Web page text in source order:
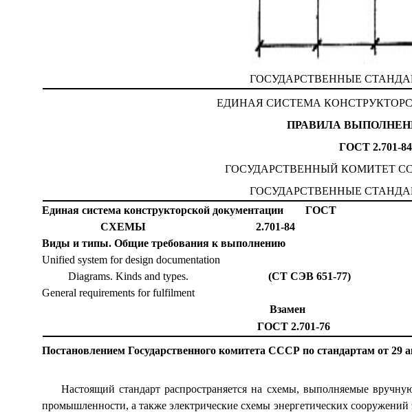
ГОСУДАРСТВЕННЫЕ
ЕДИНАЯ СИСТЕМА
ПРАВИЛА
ГОСТ 2.701-84
ГОСУДАРСТВЕННЫЙ КОМИТЕТ
ГОСУДАРСТВЕННЫЕ
Единая система конструкторской документации ГОСТ
СХЕМЫ 2.701-84
Виды и типы. Общие требования к выполнению
Unified system for design documentation
Diagrams. Kinds and types. (СТ СЭВ 651-77)
General requirements for fulfilment
Взамен
ГОСТ 2.701-76
Постановлением Государственного комитета СССР по стандартам от 29
Настоящий стандарт распространяется на схемы, выполняемые
промышленности, а также электрические схемы энергетических